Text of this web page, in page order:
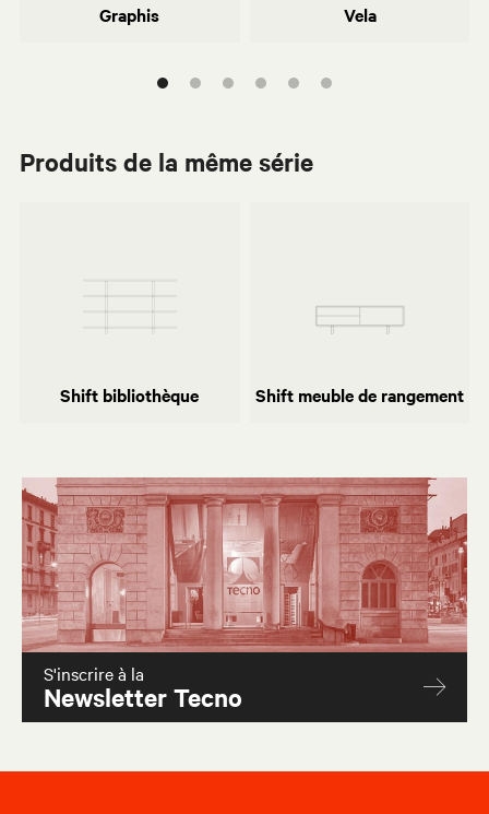
Graphis Vela
Produits de la même série
Shift bibliothèque
Shift bibliothèque
Shift meuble de rangement
Shift meuble de rangement
S'inscrire à la
Newsletter Tecno